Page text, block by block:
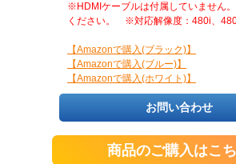
※HDMIケーブルは付属していません
ください。 ※対応解像度：480i、
【Amazonで購入(ブラック)】
【Amazonで購入(ブルー)】
【Amazonで購入(ホワイト)】
お問い合わせ
商品のご購入はこ